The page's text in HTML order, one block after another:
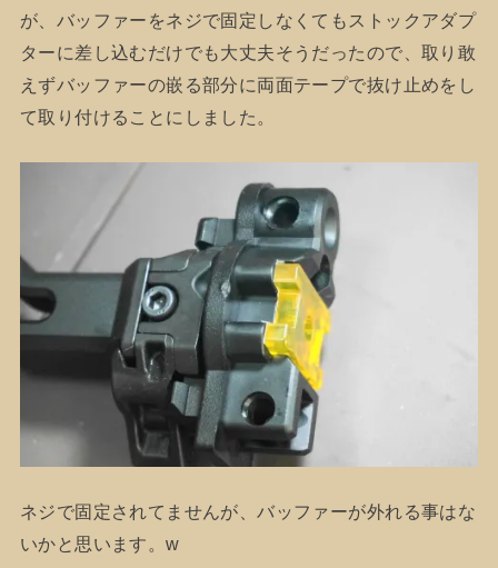
が、バッファーをネジで固定しなくてもストックアダプ
ターに差し込むだけでも大丈夫そうだったので、取り敢
えずバッファーの嵌る部分に両面テープで抜け止めをし
て取り付けることにしました。
ネジで固定されてませんが、バッファーが外れる事はな
いかと思います。w